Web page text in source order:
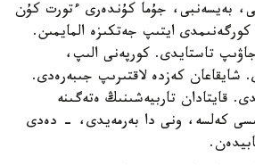
بەيسەنبى، جۇما كۇندەرى ءتورت كۇن
كورگەنىمدى ايتىپ جەتكىزە المايمىن.
جاۋىپ تاستايدى. كورپەنى الىپ،
شايقاعان كەزدە لاقتىرىپ جىبەرەدى.
قايتادان تاربيەشىنىڭ ەتەگىنە
كەلسە، ونى دا بەرمەيدى، - دەدى